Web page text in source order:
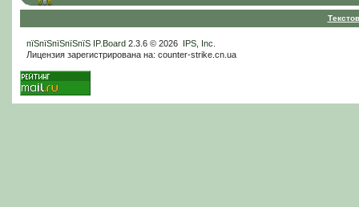
пїЅпїЅпїЅпїЅпїЅ IP.Board2.3.6 © 2026 IPS, Inc
Лицензия зарегистрирована на: counter-strike.cn.ua